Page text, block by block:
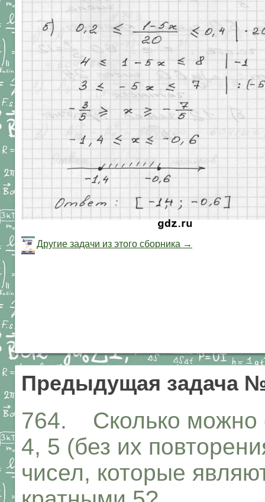
Другие задачи из этого сборника →
Предыдущая задача
764. Сколько можно
4, 5 (без их
чисел, которые